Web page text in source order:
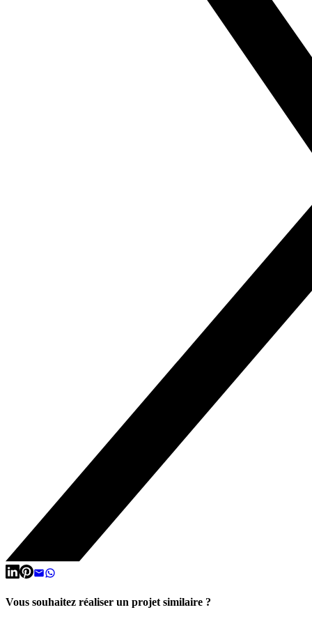
Vous souhaitez réaliser un projet similaire ?